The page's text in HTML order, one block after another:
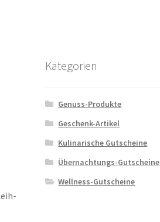
Kategorien
Genuss-Produkte
Geschenk-Artikel
Kulinarische Gutscheine
Übernachtungs-Gutscheine
Wellness-Gutscheine